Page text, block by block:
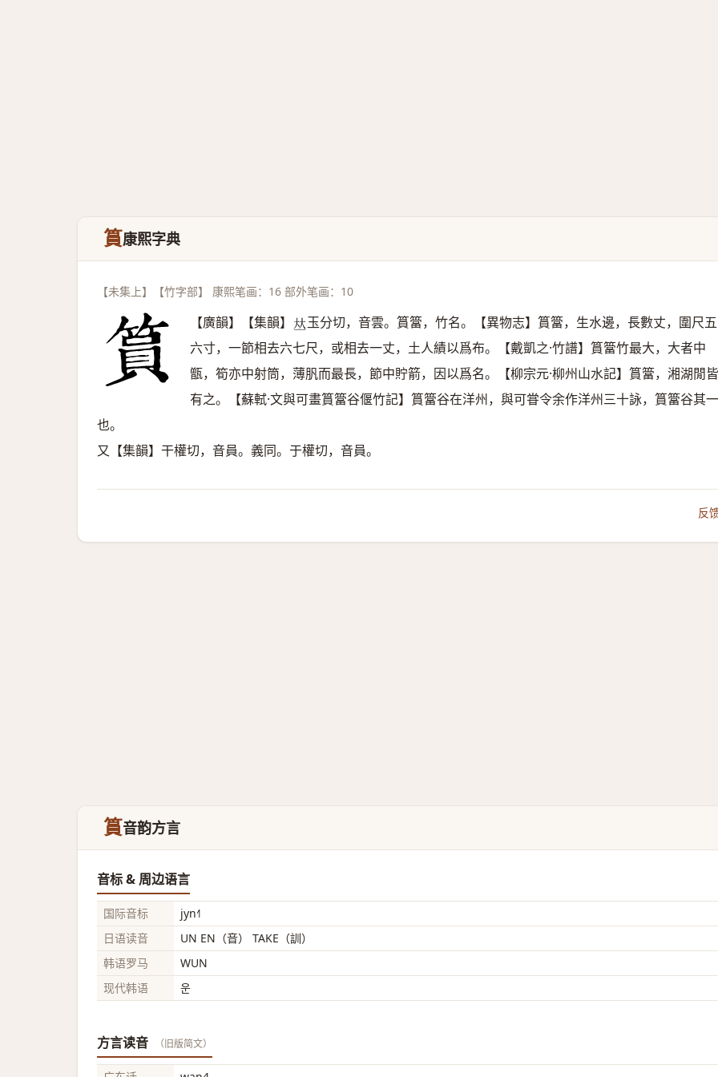
篔康熙字典
【未集上】【竹字部】 康熙笔画：16 部外笔画：10
【廣韻】【集韻】 𠀤玉分切，音雲。篔簹，竹名。【異物志】篔簹，生水邊，長數丈，圍尺五
六寸，一節相去六七尺，或相去一丈，土人績以爲布。【戴凱之·竹譜】篔簹竹最大，大者中
甑，筍亦中射筒，薄䏎而最長，節中貯箭，因以爲名。【柳宗元·柳州山水記】篔簹，湘湖閒皆
有之。【蘇軾·文與可畫篔簹谷偃竹記】篔簹谷在洋州，與可甞令余作洋州三十詠，篔簹谷其一
也。
又【集韻】干權切，音員。義同。于權切，音員。
反
篔音韵方言
音标 & 周边语言
国际音标
jyn˧˥
日语读音
UN EN（音） TAKE（訓）
韩语罗马
WUN
现代韩语
운
方言读音 （旧版简文）